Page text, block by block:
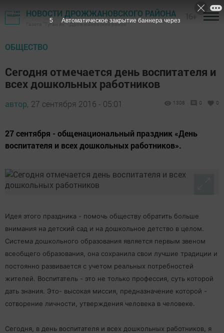
НОВОСТИ ДРОЖЖАНОВСКОГО РАЙОНА
Газета "Туган як" - Дрожжановский район
ОБЩЕСТВО
Сегодня отмечается день воспитателя и
всех дошкольных работников
автор, 27 сентября 2016 - 05:01 1308 0 0
27 сентября - общенациональный праздник «День
воспитателя и всех дошкольных работников».
Идея этого праздника - помочь обществу обратить больше
внимания на детский сад и на дошкольное детство в целом.
Система дошкольного образования является первым звеном
всеобщего образования, она сохранила свои лучшие традиции и
постоянно развивается с учетом реальных потребностей
жителей. Воспитатель - это не только профессия, суть которой
дать знания. Это- высокая миссия, предназначение которой -
сотворение личности, утверждения человека в человеке.
Сегодня, в день воспитателя и всех дошкольных работников, я
5 Автоматическое закрытие баннера через